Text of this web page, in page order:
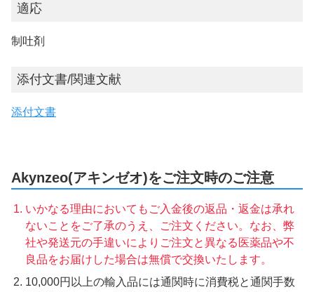
適応
制吐剤
添付文書/関連文献
添付文書
Akynzeo(アキンゼオ)をご注文時のご注意
いかなる理由においてもご入金後の返品・返金は承れ
ないことをご了承のうえ、ご注文ください。なお、弊
社や発送元の手違いによりご注文と異なる医薬品や不
良品をお届けした場合は無償で交換いたします。
10,000円以上の輸入品には通関時に消費税と通関手数